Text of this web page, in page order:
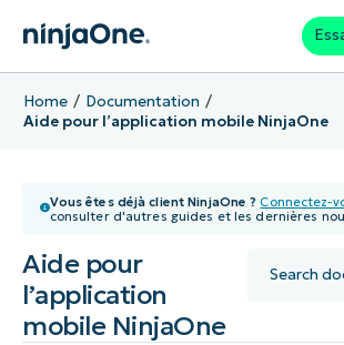
Home
Documentation
Aide pour l’application mobile NinjaOne
Vous êtes déjà client NinjaOne ? Connectez-
consulter d'autres guides et les dernières
Aide pour
l’application
mobile NinjaOne